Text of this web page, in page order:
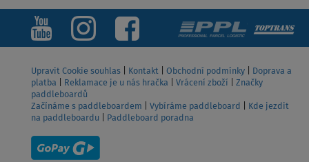
Upravit Cookie souhlas Kontakt Obchodní podmínky
Doprava a
platba
Reklamace je u nás hračka Vrácení zboží
Značky
paddleboardů
Začínáme s paddleboardem
Vybíráme paddleboard
Kde jezdit
na paddleboardu
Paddleboard poradna